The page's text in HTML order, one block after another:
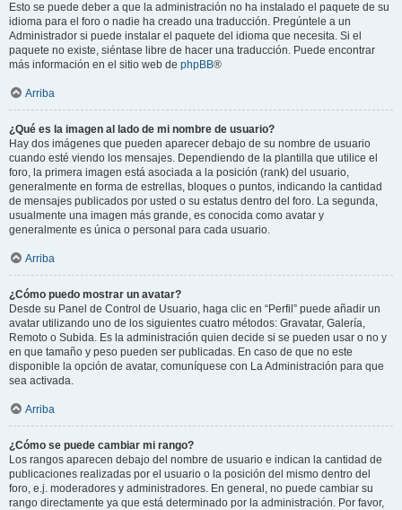
Esto se puede deber a que la administración no ha instalado el paquete de su
idioma para el foro o nadie ha creado una traducción. Pregúntele a un
Administrador si puede instalar el paquete del idioma que necesita. Si el
paquete no existe, siéntase libre de hacer una traducción. Puede encontrar
más información en el sitio web de phpBB®
Arriba
¿Qué es la imagen al lado de mi nombre de usuario?
Hay dos imágenes que pueden aparecer debajo de su nombre de usuario
cuando esté viendo los mensajes. Dependiendo de la plantilla que utilice el
foro, la primera imagen está asociada a la posición (rank) del usuario,
generalmente en forma de estrellas, bloques o puntos, indicando la cantidad
de mensajes publicados por usted o su estatus dentro del foro. La segunda,
usualmente una imagen más grande, es conocida como avatar y
generalmente es única o personal para cada usuario.
Arriba
¿Cómo puedo mostrar un avatar?
Desde su Panel de Control de Usuario, haga clic en “Perfil” puede añadir un
avatar utilizando uno de los siguientes cuatro métodos: Gravatar, Galería,
Remoto o Subida. Es la administración quien decide si se pueden usar o no y
en que tamaño y peso pueden ser publicadas. En caso de que no este
disponible la opción de avatar, comuníquese con La Administración para que
sea activada.
Arriba
¿Cómo se puede cambiar mi rango?
Los rangos aparecen debajo del nombre de usuario e indican la cantidad de
publicaciones realizadas por el usuario o la posición del mismo dentro del
foro, e.j. moderadores y administradores. En general, no puede cambiar su
rango directamente ya que está determinado por la administración. Por favor,